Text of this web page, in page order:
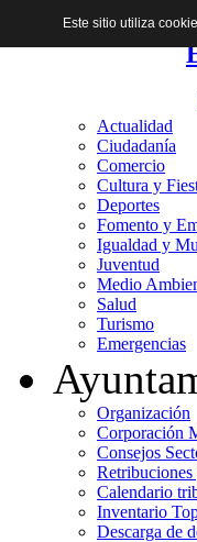
Actualidad
Ciudadanía
Comercio
Cultura y
Deportes
Fomento y
Igualdad y
Juventud
Medio
Salud
Turismo
Emergencias
Organización
Corporación
Consejos
Retribuciones
Calendario
Inventario
Descarga de
Este sitio utiliza